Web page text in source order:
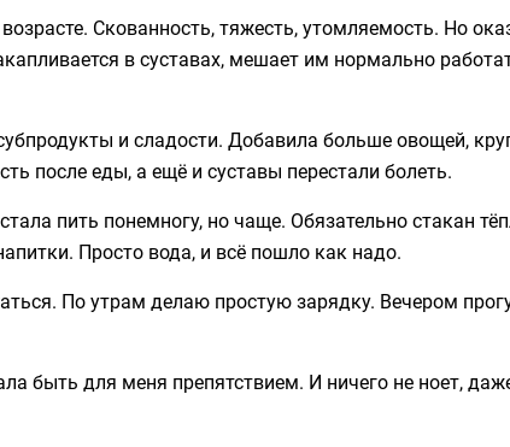
Скованность, тяжесть, утомляемость. Но
в суставах, мешает им нормально
и сладости. Добавила больше овощей,
после еды, а ещё и суставы перестали болеть.
пить понемногу, но чаще. Обязательно стакан
Просто вода, и всё пошло как надо.
По утрам делаю простую зарядку. Вечером
быть для меня препятствием. И ничего не ноет,